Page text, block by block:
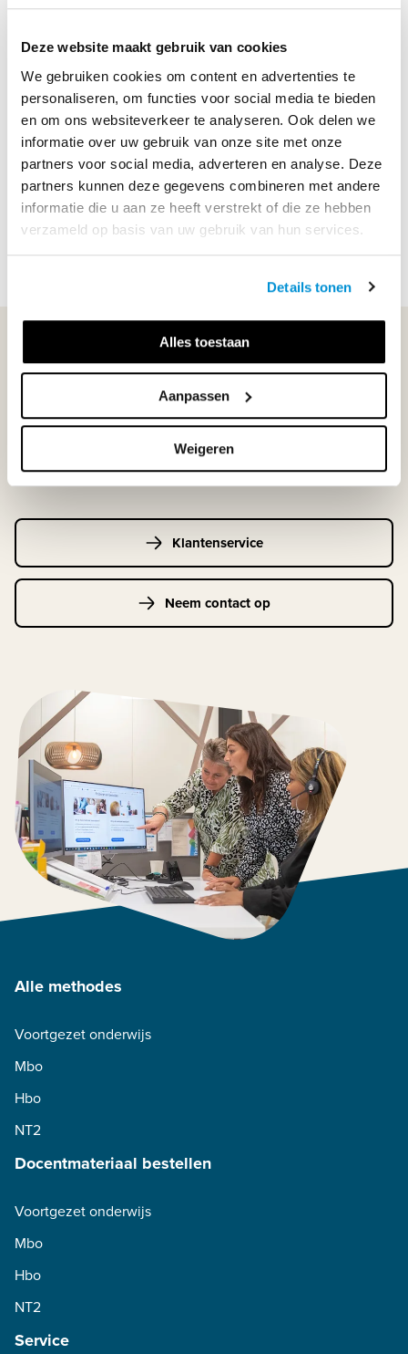
Deze website maakt gebruik van cookies
We gebruiken cookies om content en advertenties te
personaliseren, om functies voor social media te bieden
en om ons websiteverkeer te analyseren. Ook delen we
informatie over uw gebruik van onze site met onze
partners voor social media, adverteren en analyse. Deze
partners kunnen deze gegevens combineren met andere
informatie die u aan ze heeft verstrekt of die ze hebben
verzameld op basis van uw gebruik van hun services.
Details tonen
Alles toestaan
Aanpassen
Weigeren
Productbeschrijving
Dit krijg je bij het Voordeelpakket havo Biologie:
1. Examenbundel havo Biologie, om te oefenen op
onderwerp of met hele examens;
2. uitgebreide uitleg van docenten en vakexperts bij de...
Lees meer
WIJ STAAN VOOR JE KLAAR!
033-4483000
Maandag t/m vrijdag | 08.00 - 17.00 uur
Klantenservice
Neem contact op
Alle methodes
Voortgezet onderwijs
Mbo
Hbo
NT2
Docentmateriaal bestellen
Voortgezet onderwijs
Mbo
Hbo
NT2
Service